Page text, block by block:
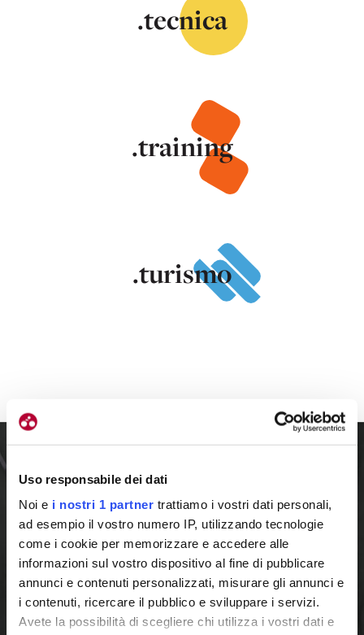
Uso responsabile dei dati
Noi e i nostri 1 partner trattiamo i vostri dati personali,
ad esempio il vostro numero IP, utilizzando tecnologie
come i cookie per memorizzare e accedere alle
informazioni sul vostro dispositivo al fine di pubblicare
annunci e contenuti personalizzati, misurare gli annunci e
i contenuti, ricercare il pubblico e sviluppare i servizi.
Avete la possibilità di scegliere chi utilizza i vostri dati e
.tecnica
.training
.turismo